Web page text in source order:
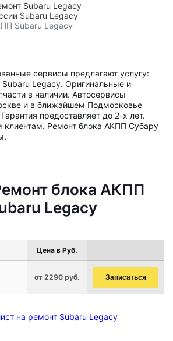
Subaru Legacy
Subaru Legacy
Subaru Legacy
сервисы предлагают услугу:
Legacy. Оригинальные и
в наличии. Автосервисы
и в ближайшем Подмосковье
предоставляет до 2-х лет.
клиентам. Ремонт блока АКПП Субару
блока АКПП
Legacy
Цена в Руб.
от 2290 руб. Записаться
на ремонт Subaru Legacy